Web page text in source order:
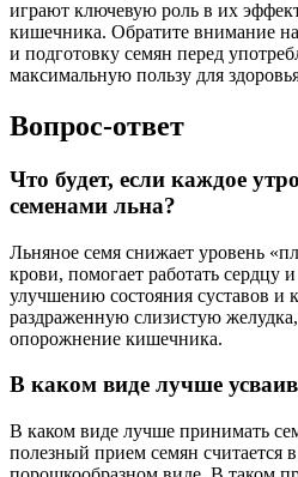
играют ключевую роль в их
кишечника. Обратите внимание
и подготовку семян перед
максимальную пользу для
Вопрос-ответ
Что будет, если каждое
семенами льна?
Льняное семя снижает уровень
крови, помогает работать сердцу
улучшению состояния суставов и
раздраженную слизистую
опорожнение кишечника.
В каком виде лучше
В каком виде лучше принимать
полезный прием семян считается